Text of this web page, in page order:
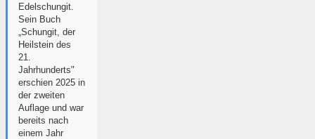
Edelschungit.
Sein Buch
„Schungit, der
Heilstein des
21.
Jahrhunderts"
erschien 2025 in
der zweiten
Auflage und war
bereits nach
einem Jahr